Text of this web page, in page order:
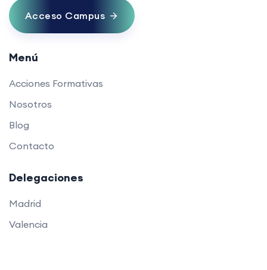
Acceso Campus
Menú
Acciones Formativas
Nosotros
Blog
Contacto
Delegaciones
Madrid
Valencia